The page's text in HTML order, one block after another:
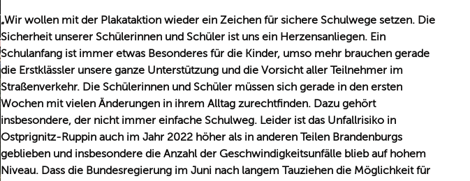
Wir wollen mit der Plakataktion wieder ein Zeichen für sichere Schulwege setzen. Die
Sicherheit unserer Schülerinnen und Schüler ist uns ein Herzensanliegen. Ein
Schulanfang ist immer etwas Besonderes für die Kinder, umso mehr brauchen gerade
die Erstklässler unsere ganze Unterstützung und die Vorsicht aller Teilnehmer im
Straßenverkehr. Die Schülerinnen und Schüler müssen sich gerade in den ersten
Wochen mit vielen Änderungen in ihrem Alltag zurechtfinden. Dazu gehört
insbesondere, der nicht immer einfache Schulweg. Leider ist das Unfallrisiko in
Ostprignitz-Ruppin auch im Jahr 2022 höher als in anderen Teilen Brandenburgs
geblieben und insbesondere die Anzahl der Geschwindigkeitsunfälle blieb auf hohem
Niveau. Dass die Bundesregierung im Juni nach langem Tauziehen die Möglichkeit für